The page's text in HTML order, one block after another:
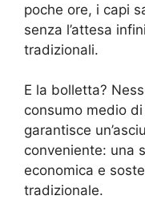
poche ore, i capi
senza l’attesa
tradizionali.
E la bolletta?
consumo medio di
garantisce
conveniente: una
economica e
tradizionale.